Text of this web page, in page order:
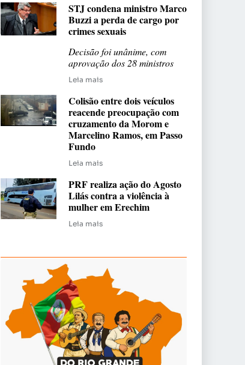
STJ condena ministro Marco
Buzzi a perda de cargo por
crimes sexuais
Decisão foi unânime, com
aprovação dos 28 ministros
Leia mais
Colisão entre dois veículos
reacende preocupação com
cruzamento da Morom e
Marcelino Ramos, em Passo
Fundo
Leia mais
PRF realiza ação do Agosto
Lilás contra a violência à
mulher em Erechim
Leia mais